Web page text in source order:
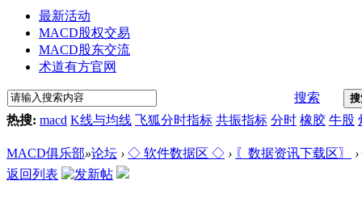
最新活动
MACD股权交易
MACD股东交流
术道有方官网
搜索
热搜: macd K线与均线 飞狐分时指标 共振指标 分时 橡胶 牛股
MACD俱乐部»论坛 › ◇ 软件数据区 ◇ › 〖数据资讯下载区〗
›
返回列表